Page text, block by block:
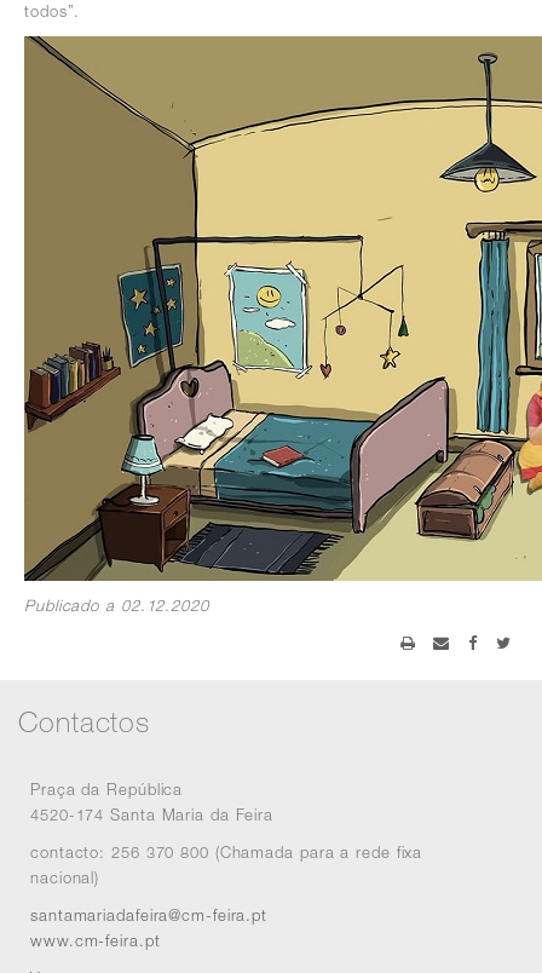
todos”.
Publicado a 02.12.2020
Contactos
Praça da República
4520-174 Santa Maria da Feira
contacto: 256 370 800 (Chamada para a rede fixa
nacional)
santamariadafeira@cm-feira.pt
www.cm-feira.pt